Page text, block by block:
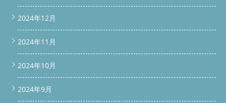
2024年12月
2024年11月
2024年10月
2024年9月